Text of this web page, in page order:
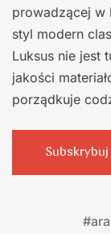
prowadzącej w
styl modern
Luksus nie jest
jakości
porządkuje
Subskrybuj
#